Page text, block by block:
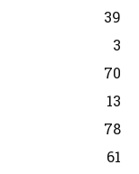
39
3
70
13
78
61